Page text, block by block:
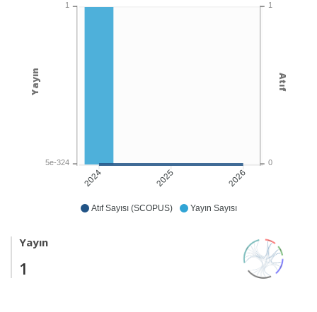
Atıf Sayısı (SCOPUS) Yayın Sayısı
2024 2025 2026
1
0
Atıf
1
5e-324
Yayın
Yayın
1